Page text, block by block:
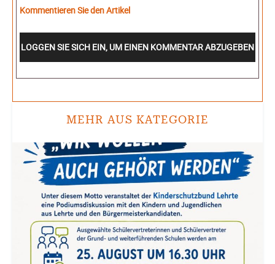
MEHR AUS KATEGORIE
Kommentieren Sie den Artikel
LOGGEN SIE SICH EIN, UM EINEN KOMMENTAR ABZUGEBEN